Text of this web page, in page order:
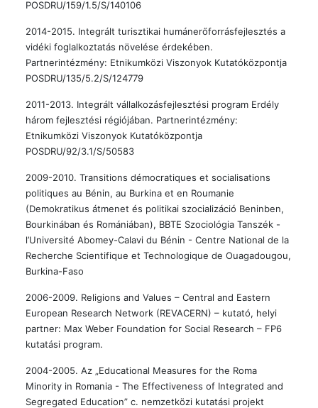
POSDRU/159/1.5/S/140106
2014-2015. Integrált turisztikai humánerőforrásfejlesztés a
vidéki foglalkoztatás növelése érdekében.
Partnerintézmény: Etnikumközi Viszonyok Kutatóközpontja
POSDRU/135/5.2/S/124779
2011-2013. Integrált vállalkozásfejlesztési program Erdély
három fejlesztési régiójában. Partnerintézmény:
Etnikumközi Viszonyok Kutatóközpontja
POSDRU/92/3.1/S/50583
2009-2010. Transitions démocratiques et socialisations
politiques au Bénin, au Burkina et en Roumanie
(Demokratikus átmenet és politikai szocializáció Beninben,
Bourkinában és Romániában), BBTE Szociológia Tanszék -
l’Université Abomey-Calavi du Bénin - Centre National de la
Recherche Scientifique et Technologique de Ouagadougou,
Burkina-Faso
2006-2009. Religions and Values – Central and Eastern
European Research Network (REVACERN) – kutató, helyi
partner: Max Weber Foundation for Social Research – FP6
kutatási program.
2004-2005. Az „Educational Measures for the Roma
Minority in Romania - The Effectiveness of Integrated and
Segregated Education” c. nemzetközi kutatási projekt